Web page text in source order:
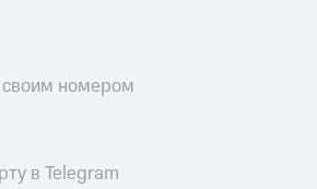
номером
в Telegram